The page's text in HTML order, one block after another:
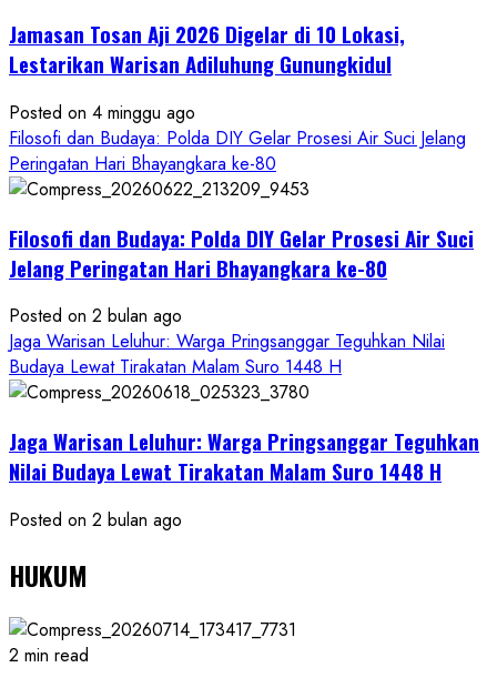
Hayuning
Bawono
Jamasan Tosan Aji 2026 Digelar di 10 Lokasi,
Lestarikan Warisan Adiluhung Gunungkidul
Posted on 4 minggu ago
Filosofi dan Budaya: Polda DIY Gelar Prosesi Air Suci Jelang
Peringatan Hari Bhayangkara ke-80
Filosofi dan Budaya: Polda DIY Gelar Prosesi Air Suci
Jelang Peringatan Hari Bhayangkara ke-80
Posted on 2 bulan ago
Jaga Warisan Leluhur: Warga Pringsanggar Teguhkan Nilai
Budaya Lewat Tirakatan Malam Suro 1448 H
Jaga Warisan Leluhur: Warga Pringsanggar Teguhkan
Nilai Budaya Lewat Tirakatan Malam Suro 1448 H
Posted on 2 bulan ago
HUKUM
2 min read